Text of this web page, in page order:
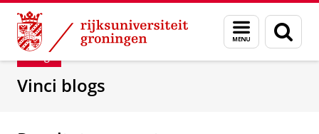
Skip
Content
Skip
Navigation
Menu
en
zoeken
Department of Innovation Management &
Blog
Vinci blogs